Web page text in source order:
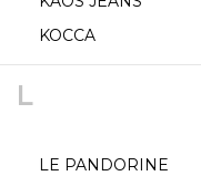
KOCCA
L
LE PANDORINE